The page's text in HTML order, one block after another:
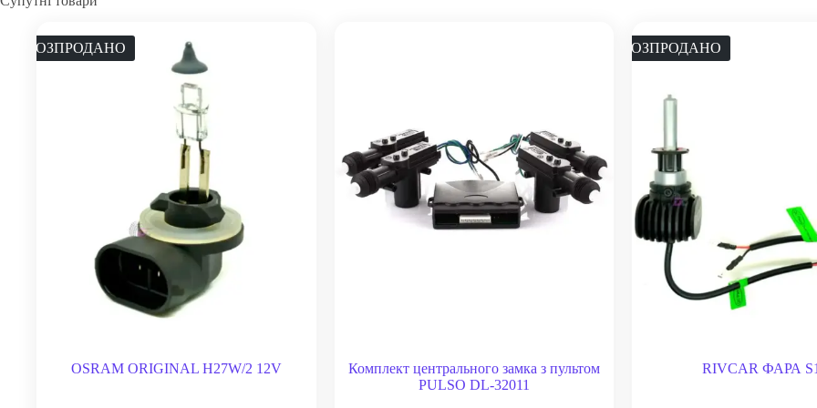
РОЗПРОДАНО
OSRAM ORIGINAL H27W/2 12V
Комплект центрального замка з пультом
PULSO DL-32011
РОЗПРОДАНО
RIVCAR ФАРА